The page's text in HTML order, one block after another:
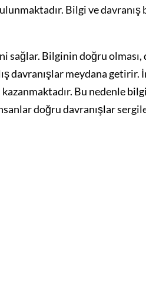
Bilgi ve
Bilginin doğru olması,
davranışlar meydana getirir.
Bu nedenle
doğru davranışlar